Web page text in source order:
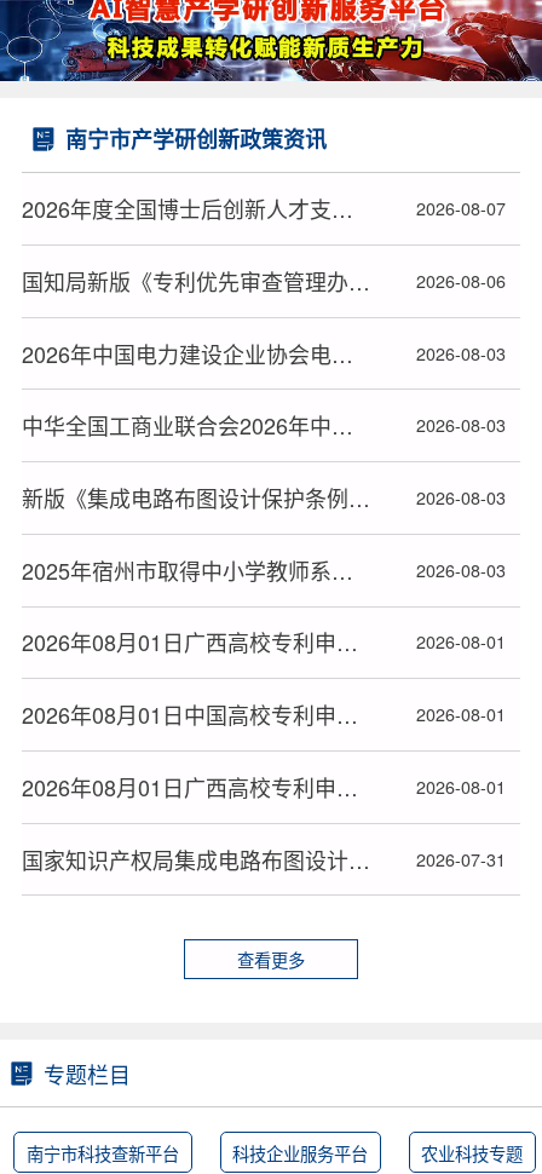
南宁市产学研创新政策资讯
2026年度全国博士后创新人才支持计划获选人员名单公布 2026-08-07
国知局新版《专利优先审查管理办法》2026年9月1日起施行 2026-08-06
2026年中国电力建设企业协会电力建设科研项目立项名单公布 2026-08-03
中华全国工商业联合会2026年中华技能大奖和全国技术能手推荐人选名单公布 2026-08-03
新版《集成电路布图设计保护条例》2026年10月15日起施行 2026-08-03
2025年宿州市取得中小学教师系列高级专业技术资格人员名单 2026-08-03
2026年08月01日广西高校专利申请授权量排名大数据分析报告 2026-08-01
2026年08月01日中国高校专利申请授权量排名大数据报告 2026-08-01
2026年08月01日广西高校专利申请授权统计大数据报告(按地市) 2026-08-01
国家知识产权局集成电路布图设计专有权事务公告（2026年7月29日） 2026-07-31
查看更多
专题栏目
南宁市科技查新平台 科技企业服务平台 农业科技专题